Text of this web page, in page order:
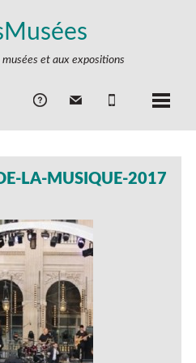
et aux expositions
LA-MUSIQUE-2017